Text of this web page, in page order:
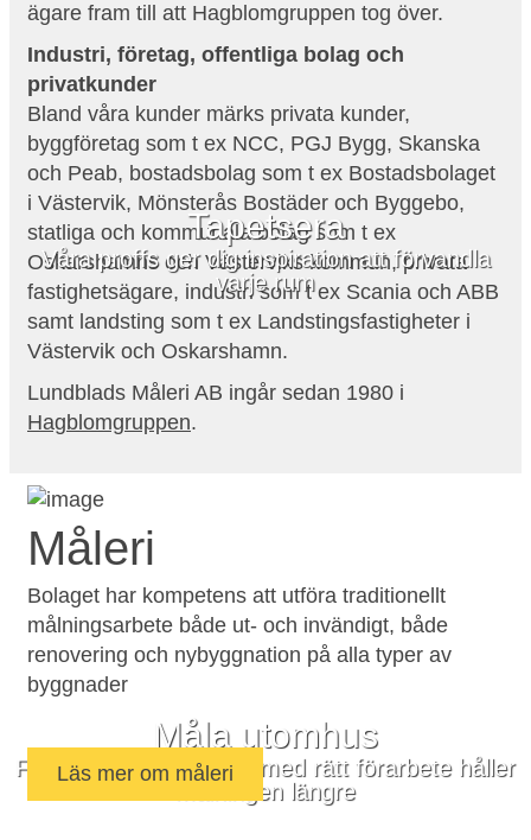
Tapetsera
Våra proffs ger dig inspiration att förvandla
varje rum
Måla utomhus
Fasader eller altaner – med rätt förarbete håller
målningen längre
ägare fram till att Hagblomgruppen tog över.
Industri, företag, offentliga bolag och
privatkunder
Bland våra kunder märks privata kunder,
byggföretag som t ex NCC, PGJ Bygg, Skanska
och Peab, bostadsbolag som t ex Bostadsbolaget
i Västervik, Mönsterås Bostäder och Byggebo,
statliga och kommunala bolag som t ex
Oskarshamns och Västerviks kommun, privata
fastighetsägare, industri som t ex Scania och ABB
samt landsting som t ex Landstingsfastigheter i
Västervik och Oskarshamn.
Lundblads Måleri AB ingår sedan 1980 i
Hagblomgruppen.
Måleri
Bolaget har kompetens att utföra traditionellt
målningsarbete både ut- och invändigt, både
renovering och nybyggnation på alla typer av
byggnader
Läs mer om måleri